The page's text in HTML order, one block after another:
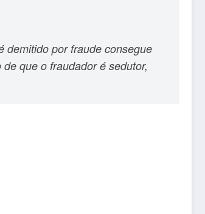
demitido por fraude consegue
que o fraudador é sedutor,